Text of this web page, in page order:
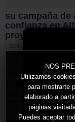
Hemos
Los
NOS
Utilizamos
para mostrarte
elaborado a
páginas
Puedes aceptar
su campaña de
confianza en
proyecto
Hace 2 días
este sábado
ante el CD
Hace 2 días